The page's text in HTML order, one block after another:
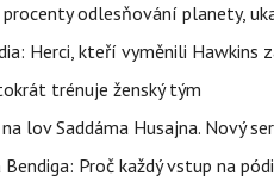
odlesňování planety,
Herci, kteří vyměnili Hawkins
trénuje ženský tým
lov Saddáma Husajna. Nový
Proč každý vstup na